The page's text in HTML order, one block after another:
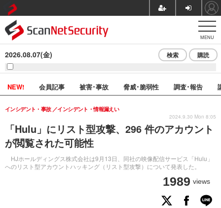
MENU
2026.08.07(金) 検索 購読
NEW! 会員記事 被害･事故 脅威･脆弱性 調査･報告
「Hulu」にリスト型攻撃、296 件のアカウント
が閲覧された可能性
HJホールディングス株式会社は9月13日、同社の映像配信サービス「Hulu」
へのリスト型アカウントハッキング（リスト型攻撃）について発表した。
インシデント・事故 インシデント・情報漏えい
1989 views
2024.9.30 Mon 8:05